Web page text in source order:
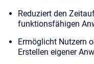
Reduziert den
funktionsfähigen
Ermöglicht Nutzern
Erstellen eigener